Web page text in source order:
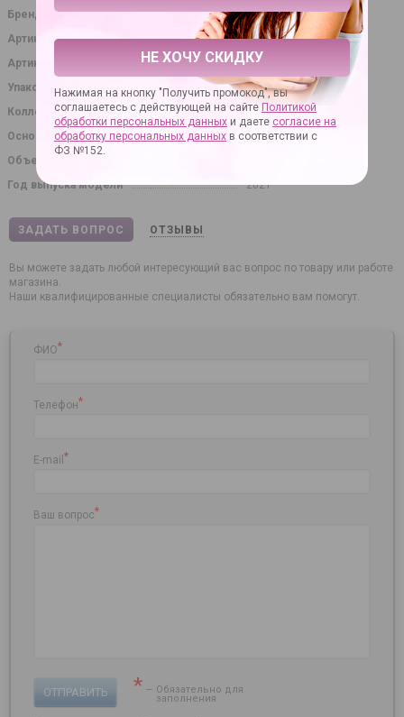
Бренд
Биоритм
Артикул
24764
Артикул производителя
LB-13007
Упаковка
флакон
Коллекция
Массажные масла
Основное назначение
эротический массаж
Объем
Год выпуска модели
2021
ЗАДАТЬ ВОПРОС ОТЗЫВЫ
Вы можете задать любой интересующий вас вопрос по товару или работе
магазина.
Наши квалифицированные специалисты обязательно вам помогут.
ФИО*
Телефон*
E-mail *
Ваш вопрос*
ОТПРАВИТЬ * — Обязательно для
заполнения
НЕ ХОЧУ СКИДКУ
Нажимая на кнопку "Получить промокод", вы
соглашаетесь с действующей на сайте Политикой
обработки персональных данных и даете согласие на
обработку персональных данных в соответствии с
ФЗ №152.